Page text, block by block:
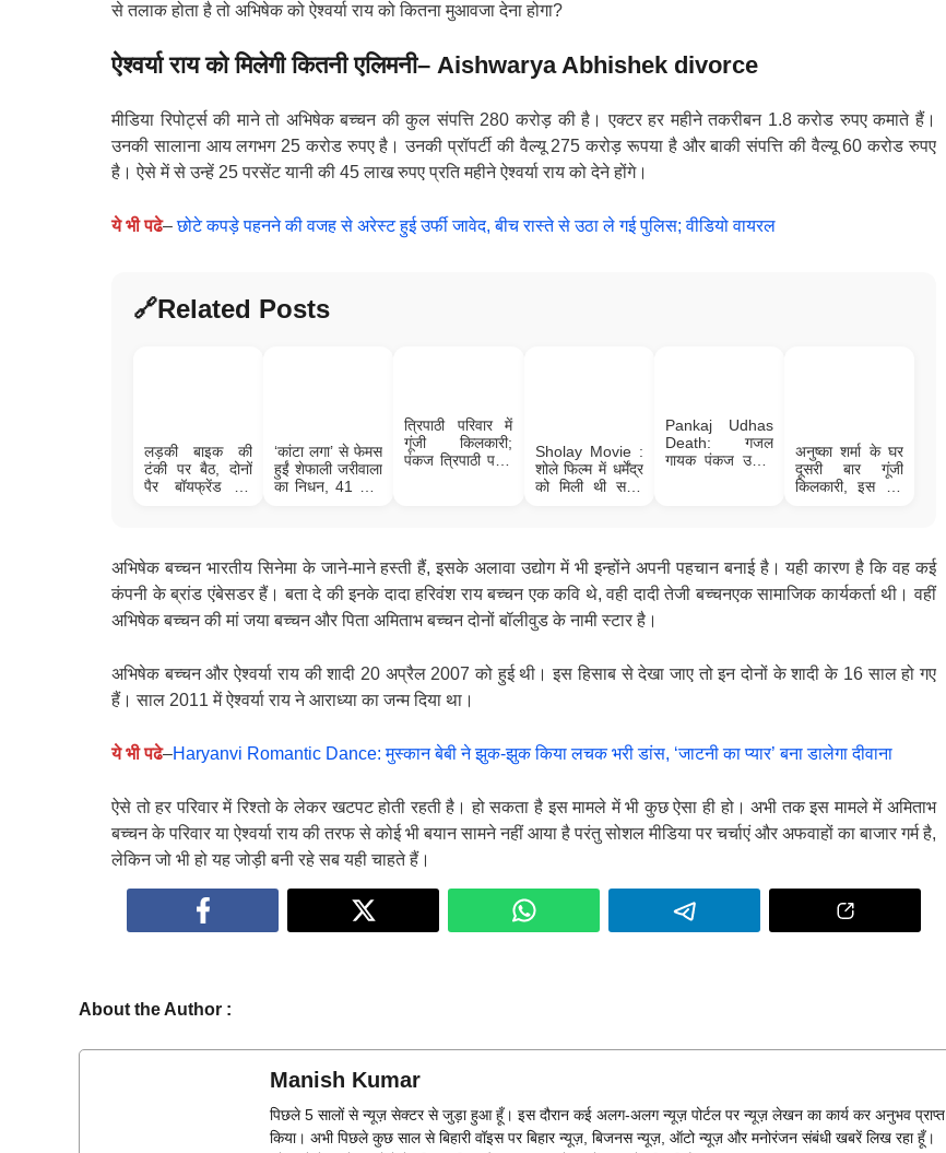
से तलाक होता है तो अभिषेक को ऐश्वर्या राय को कितना मुआवजा देना होगा?
ऐश्वर्या राय को मिलेगी कितनी एलिमनी– Aishwarya Abhishek divorce
मीडिया रिपोर्ट्स की माने तो अभिषेक बच्चन की कुल संपत्ति 280 करोड़ की है। एक्टर हर महीने तकरीबन 1.8 करोड रुपए कमाते हैं।
उनकी सालाना आय लगभग 25 करोड रुपए है। उनकी प्रॉपर्टी की वैल्यू 275 करोड़ रूपया है और बाकी संपत्ति की वैल्यू 60 करोड रुपए
है। ऐसे में से उन्हें 25 परसेंट यानी की 45 लाख रुपए प्रति महीने ऐश्वर्या राय को देने होंगे।
ये भी पढे–छोटे कपड़े पहनने की वजह से अरेस्ट हुई उर्फी जावेद, बीच रास्ते से उठा ले गई पुलिस; वीडियो वायरल
Related Posts
लड़की बाइक की
टंकी पर बैठ, दोनों
पैर बॉयफ्रेंड की
‘कांटा लगा’ से फेमस
हुईं शेफाली जरीवाला
का निधन, 41 साल
त्रिपाठी परिवार में
गूंजी किलकारी;
पंकज त्रिपाठी पत्नी
Sholay Movie :
शोले फिल्म में धर्मेंद्र
को मिली थी सबसे
कालिया सभी का
फीस
Pankaj Udhas
Death: गजल
गायक पंकज उधास
अनुष्का शर्मा के घर
दूसरी बार गूंजी
किलकारी, इस बार
अभिषेक बच्चन भारतीय सिनेमा के जाने-माने हस्ती हैं, इसके अलावा उद्योग में भी इन्होंने अपनी पहचान बनाई है। यही कारण है कि वह कई
कंपनी के ब्रांड एंबेसडर हैं। बता दे की इनके दादा हरिवंश राय बच्चन एक कवि थे, वही दादी तेजी बच्चनएक सामाजिक कार्यकर्ता थी। वहीं
अभिषेक बच्चन की मां जया बच्चन और पिता अमिताभ बच्चन दोनों बॉलीवुड के नामी स्टार है।
अभिषेक बच्चन और ऐश्वर्या राय की शादी 20 अप्रैल 2007 को हुई थी। इस हिसाब से देखा जाए तो इन दोनों के शादी के 16 साल हो गए
हैं। साल 2011 में ऐश्वर्या राय ने आराध्या का जन्म दिया था।
ये भी पढे–Haryanvi Romantic Dance: मुस्‍कान बेबी ने झुक-झुक किया लचक भरी डांस, ‘जाटनी का प्‍यार’ बना डालेगा दीवाना
ऐसे तो हर परिवार में रिश्तो के लेकर खटपट होती रहती है। हो सकता है इस मामले में भी कुछ ऐसा ही हो। अभी तक इस मामले में अमिताभ
बच्चन के परिवार या ऐश्वर्या राय की तरफ से कोई भी बयान सामने नहीं आया है परंतु सोशल मीडिया पर चर्चाएं और अफवाहों का बाजार गर्म है,
लेकिन जो भी हो यह जोड़ी बनी रहे सब यही चाहते हैं।
About the Author :
Manish Kumar
पिछले 5 सालों से न्यूज़ सेक्टर से जुड़ा हुआ हूँ। इस दौरान कई अलग-अलग न्यूज़ पोर्टल पर न्यूज़ लेखन का कार्य कर अनुभव प्राप्त
किया। अभी पिछले कुछ साल से बिहारी वॉइस पर बिहार न्यूज़, बिजनस न्यूज़, ऑटो न्यूज़ और मनोरंजन संबंधी खबरें लिख रहा हूँ।